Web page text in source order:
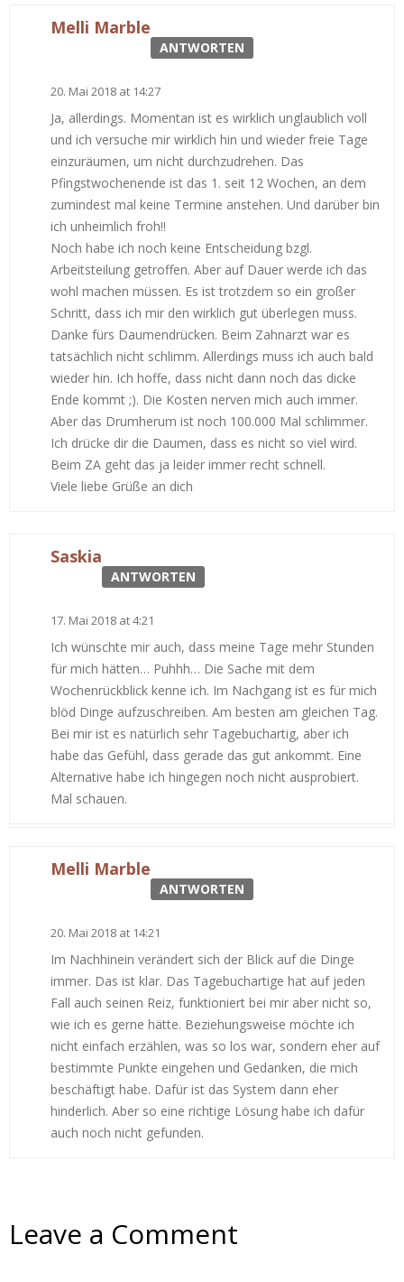
Melli Marble
ANTWORTEN
20. Mai 2018 at 14:27
Ja, allerdings. Momentan ist es wirklich unglaublich voll
und ich versuche mir wirklich hin und wieder freie Tage
einzuräumen, um nicht durchzudrehen. Das
Pfingstwochenende ist das 1. seit 12 Wochen, an dem
zumindest mal keine Termine anstehen. Und darüber bin
ich unheimlich froh!!
Noch habe ich noch keine Entscheidung bzgl.
Arbeitsteilung getroffen. Aber auf Dauer werde ich das
wohl machen müssen. Es ist trotzdem so ein großer
Schritt, dass ich mir den wirklich gut überlegen muss.
Danke fürs Daumendrücken. Beim Zahnarzt war es
tatsächlich nicht schlimm. Allerdings muss ich auch bald
wieder hin. Ich hoffe, dass nicht dann noch das dicke
Ende kommt ;). Die Kosten nerven mich auch immer.
Aber das Drumherum ist noch 100.000 Mal schlimmer.
Ich drücke dir die Daumen, dass es nicht so viel wird.
Beim ZA geht das ja leider immer recht schnell.
Viele liebe Grüße an dich
Saskia
ANTWORTEN
17. Mai 2018 at 4:21
Ich wünschte mir auch, dass meine Tage mehr Stunden
für mich hätten… Puhhh… Die Sache mit dem
Wochenrückblick kenne ich. Im Nachgang ist es für mich
blöd Dinge aufzuschreiben. Am besten am gleichen Tag.
Bei mir ist es natürlich sehr Tagebuchartig, aber ich
habe das Gefühl, dass gerade das gut ankommt. Eine
Alternative habe ich hingegen noch nicht ausprobiert.
Mal schauen.
Melli Marble
ANTWORTEN
20. Mai 2018 at 14:21
Im Nachhinein verändert sich der Blick auf die Dinge
immer. Das ist klar. Das Tagebuchartige hat auf jeden
Fall auch seinen Reiz, funktioniert bei mir aber nicht so,
wie ich es gerne hätte. Beziehungsweise möchte ich
nicht einfach erzählen, was so los war, sondern eher auf
bestimmte Punkte eingehen und Gedanken, die mich
beschäftigt habe. Dafür ist das System dann eher
hinderlich. Aber so eine richtige Lösung habe ich dafür
auch noch nicht gefunden.
Leave a Comment